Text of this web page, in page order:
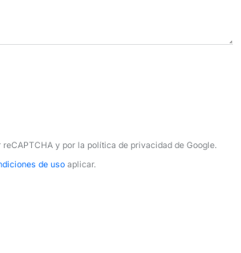
y por la política de privacidad de Google.
de uso aplicar.